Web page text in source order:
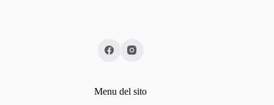
Menu del sito